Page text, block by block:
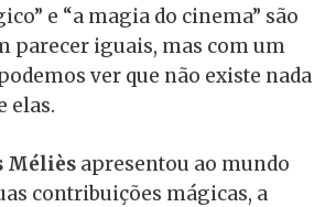
e “a magia do cinema” são
parecer iguais, mas com um
ver que não existe nada
elas.
Méliès apresentou ao mundo
contribuições mágicas, a